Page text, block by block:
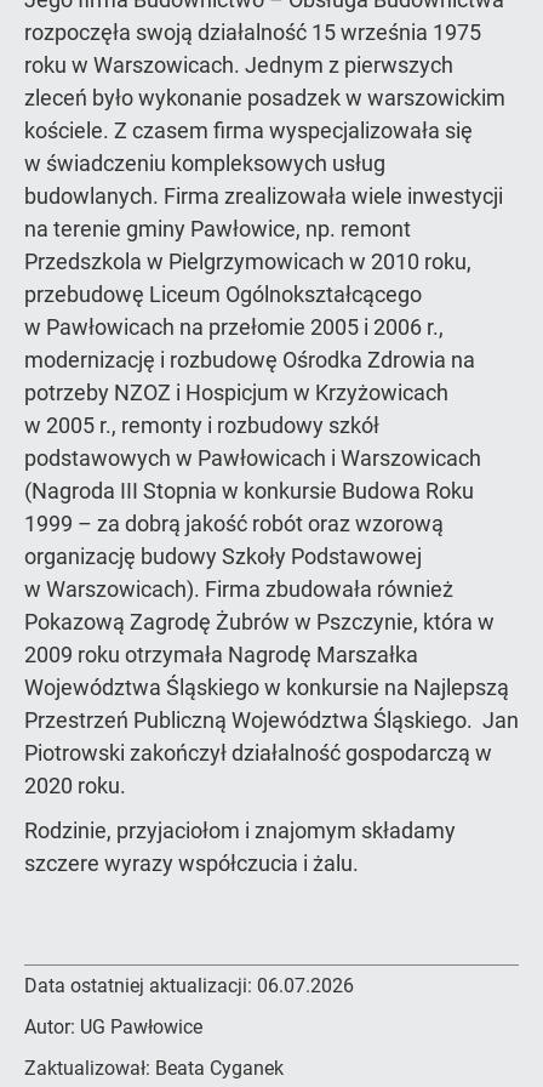
rozpoczęła swoją działalność 15 września 1975
roku w Warszowicach. Jednym z pierwszych
zleceń było wykonanie posadzek w warszowickim
kościele. Z czasem firma wyspecjalizowała się
w świadczeniu kompleksowych usług
budowlanych. Firma zrealizowała wiele inwestycji
na terenie gminy Pawłowice, np. remont
Przedszkola w Pielgrzymowicach w 2010 roku,
przebudowę Liceum Ogólnokształcącego
w Pawłowicach na przełomie 2005 i 2006 r.,
modernizację i rozbudowę Ośrodka Zdrowia na
potrzeby NZOZ i Hospicjum w Krzyżowicach
w 2005 r., remonty i rozbudowy szkół
podstawowych w Pawłowicach i Warszowicach
(Nagroda III Stopnia w konkursie Budowa Roku
1999 – za dobrą jakość robót oraz wzorową
organizację budowy Szkoły Podstawowej
w Warszowicach). Firma zbudowała również
Pokazową Zagrodę Żubrów w Pszczynie, która w
2009 roku otrzymała Nagrodę Marszałka
Województwa Śląskiego w konkursie na Najlepszą
Przestrzeń Publiczną Województwa Śląskiego. Jan
Piotrowski zakończył działalność gospodarczą w
2020 roku.
Rodzinie, przyjaciołom i znajomym składamy
szczere wyrazy współczucia i żalu.
Data ostatniej aktualizacji: 06.07.2026
Autor: UG Pawłowice
Zaktualizował: Beata Cyganek